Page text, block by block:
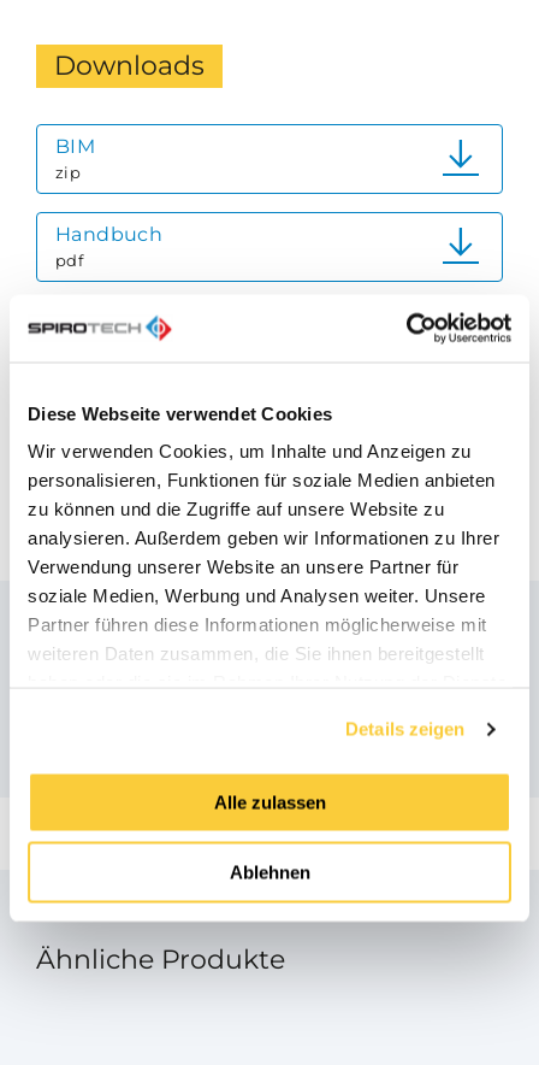
Diese Webseite verwendet Cookies
Wir verwenden Cookies, um Inhalte und Anzeigen zu
personalisieren, Funktionen für soziale Medien anbieten
zu können und die Zugriffe auf unsere Website zu
analysieren. Außerdem geben wir Informationen zu Ihrer
Verwendung unserer Website an unsere Partner für
soziale Medien, Werbung und Analysen weiter. Unsere
Partner führen diese Informationen möglicherweise mit
weiteren Daten zusammen, die Sie ihnen bereitgestellt
Details zeigen
Alle zulassen
Ablehnen
Downloads
BIM
zip
Handbuch
pdf
Produktdatenblatt
Kurzanleitung
Empfohlene Produkte
Ähnliche Produkte